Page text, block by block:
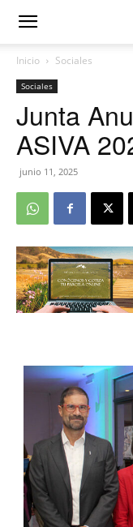
Inicio Sociales
Sociales
Junta
ASIVA
junio 11, 2025